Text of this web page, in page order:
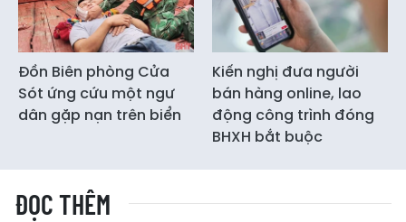
Đồn Biên phòng Cửa
Sót ứng cứu một ngư
dân gặp nạn trên biển
Kiến nghị đưa người
bán hàng online, lao
động công trình đóng
BHXH bắt buộc
ĐỌC THÊM